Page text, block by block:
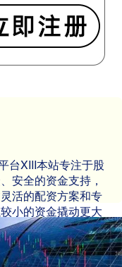
台XIII‌本站专注于股
安全的资金支持，
活的配资方案和专
小的资金撬动更大
民，都能在这里找
松提升资金杠杆，